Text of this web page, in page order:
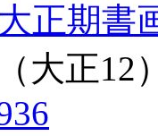
正期書
大正